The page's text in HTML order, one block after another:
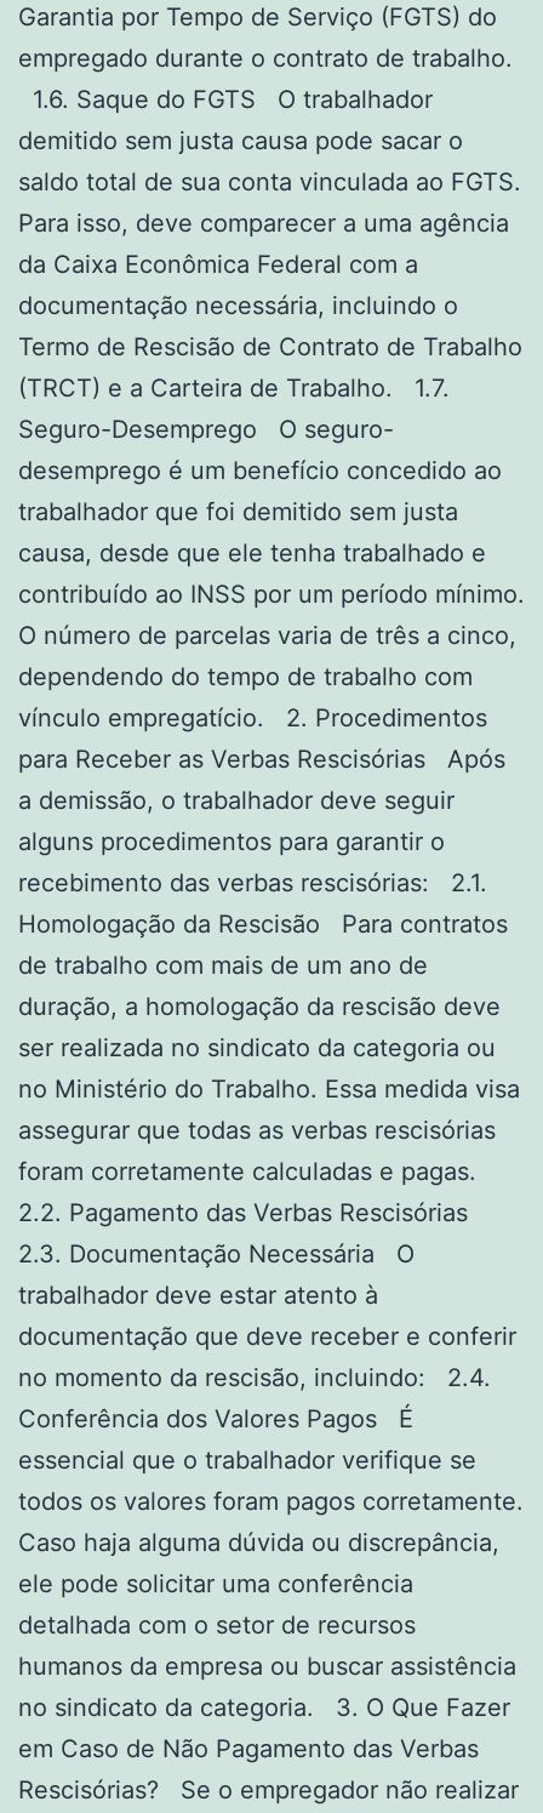
Garantia por Tempo de Serviço (FGTS) do
empregado durante o contrato de trabalho.
1.6. Saque do FGTS O trabalhador
demitido sem justa causa pode sacar o
saldo total de sua conta vinculada ao FGTS.
Para isso, deve comparecer a uma agência
da Caixa Econômica Federal com a
documentação necessária, incluindo o
Termo de Rescisão de Contrato de Trabalho
(TRCT) e a Carteira de Trabalho. 1.7.
Seguro-Desemprego O seguro-
desemprego é um benefício concedido ao
trabalhador que foi demitido sem justa
causa, desde que ele tenha trabalhado e
contribuído ao INSS por um período mínimo.
O número de parcelas varia de três a cinco,
dependendo do tempo de trabalho com
vínculo empregatício. 2. Procedimentos
para Receber as Verbas Rescisórias Após
a demissão, o trabalhador deve seguir
alguns procedimentos para garantir o
recebimento das verbas rescisórias: 2.1.
Homologação da Rescisão Para contratos
de trabalho com mais de um ano de
duração, a homologação da rescisão deve
ser realizada no sindicato da categoria ou
no Ministério do Trabalho. Essa medida visa
assegurar que todas as verbas rescisórias
foram corretamente calculadas e pagas.
2.2. Pagamento das Verbas Rescisórias
2.3. Documentação Necessária O
trabalhador deve estar atento à
documentação que deve receber e conferir
no momento da rescisão, incluindo: 2.4.
Conferência dos Valores Pagos É
essencial que o trabalhador verifique se
todos os valores foram pagos corretamente.
Caso haja alguma dúvida ou discrepância,
ele pode solicitar uma conferência
detalhada com o setor de recursos
humanos da empresa ou buscar assistência
no sindicato da categoria. 3. O Que Fazer
em Caso de Não Pagamento das Verbas
Rescisórias? Se o empregador não realizar